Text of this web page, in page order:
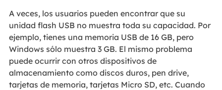
A veces, los usuarios pueden encontrar que su
unidad flash USB no muestra toda su capacidad. Por
ejemplo, tienes una memoria USB de 16 GB, pero
Windows sólo muestra 3 GB. El mismo problema
puede ocurrir con otros dispositivos de
almacenamiento como discos duros, pen drive,
tarjetas de memoria, tarjetas Micro SD, etc. Cuando